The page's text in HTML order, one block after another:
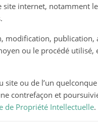
site internet, notamment
modification, publication,
ou le procédé
ou de l’un
contrefaçon et
de Propriété Intellectuelle.